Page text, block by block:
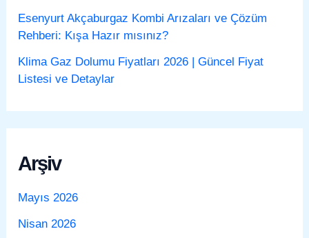
Esenyurt Akçaburgaz Kombi Arızaları ve Çözüm
Rehberi: Kışa Hazır mısınız?
Klima Gaz Dolumu Fiyatları 2026 | Güncel Fiyat
Listesi ve Detaylar
Arşiv
Mayıs 2026
Nisan 2026